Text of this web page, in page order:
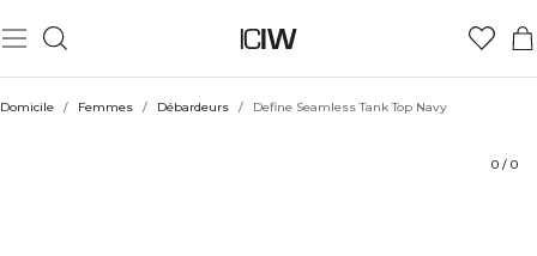
Domicile / Femmes / Débardeurs / Define Seamless Tank Top Navy
0 / 0